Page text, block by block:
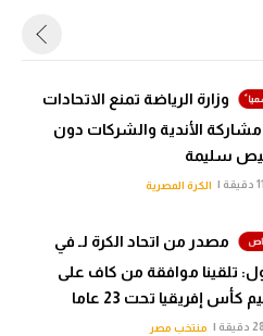
وزارة الرياضة تمنع الاتحادات
الأندية والشركات دون
سليمة
الكرة المصرية
مصدر من اتحاد الكرة لـ في
تلقينا موافقة من كاف على
كأس إفريقيا تحت 23 عاما
منتخب مصر